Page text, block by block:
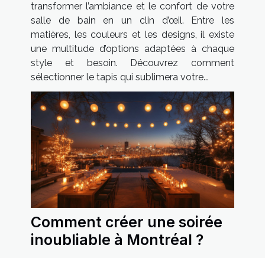
transformer l’ambiance et le confort de votre
salle de bain en un clin d’œil. Entre les
matières, les couleurs et les designs, il existe
une multitude d’options adaptées à chaque
style et besoin. Découvrez comment
sélectionner le tapis qui sublimera votre...
Comment créer une soirée
inoubliable à Montréal ?